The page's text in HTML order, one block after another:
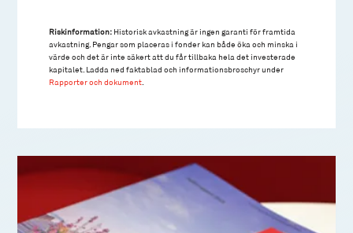
Riskinformation: Historisk avkastning är ingen garanti för framtida
avkastning. Pengar som placeras i fonder kan både öka och minska i
värde och det är inte säkert att du får tillbaka hela det investerade
kapitalet. Ladda ned faktablad och informationsbroschyr under
Rapporter och dokument